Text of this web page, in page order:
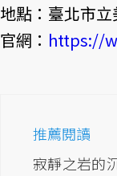
地點：臺北市立
官網： https://
推薦閱讀
寂靜之岩的